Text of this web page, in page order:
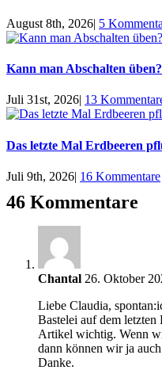
August 8th, 2026| 5
Kann man Abschalten üben?
Juli 31st, 2026 13
Das letzte Mal Erdbeeren
Juli 9th, 2026| 16 Kommentare
46 Kommentare
Chantal 26. Oktober
Liebe Claudia,
Bastelei auf dem
Artikel wichtig. Wenn
dann können wir ja
Danke.